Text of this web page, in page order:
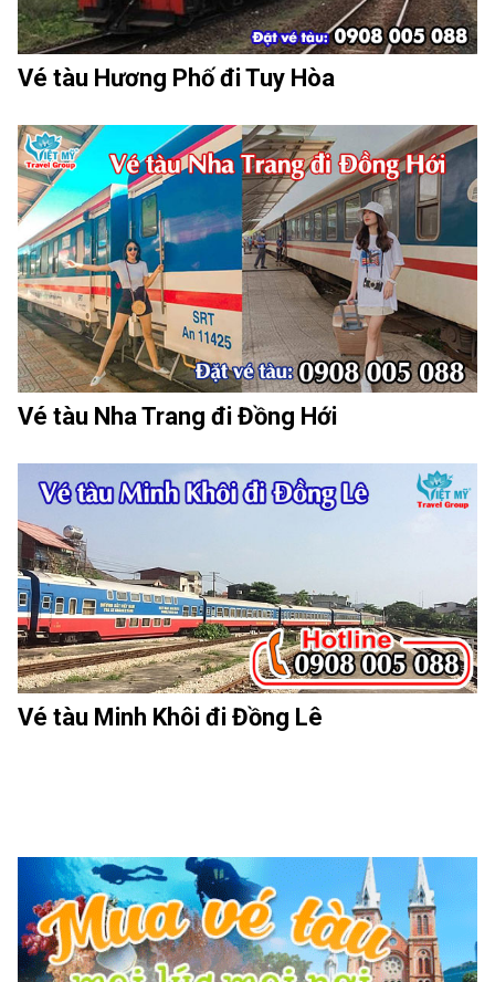
Vé tàu Hương Phố đi Tuy Hòa
Vé tàu Nha Trang đi Đồng Hới
Vé tàu Minh Khôi đi Đồng Lê